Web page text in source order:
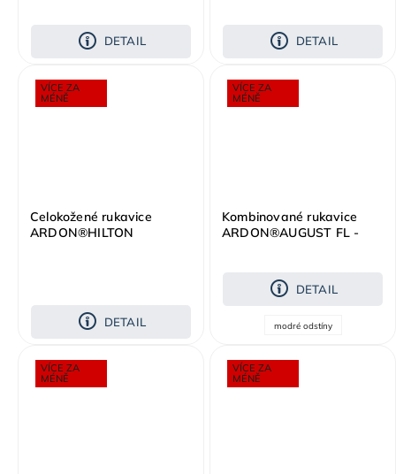
DETAIL DETAIL
VÍCE ZA
MÉNĚ
Celokožené rukavice
ARDON®HILTON
DETAIL
VÍCE ZA
MÉNĚ
Kombinované rukavice
ARDON®AUGUST FL -
DETAIL
modré odstíny
VÍCE ZA
MÉNĚ
VÍCE ZA
MÉNĚ